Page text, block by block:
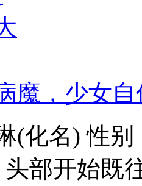
魔，少女
(化名) 性
头部开始既